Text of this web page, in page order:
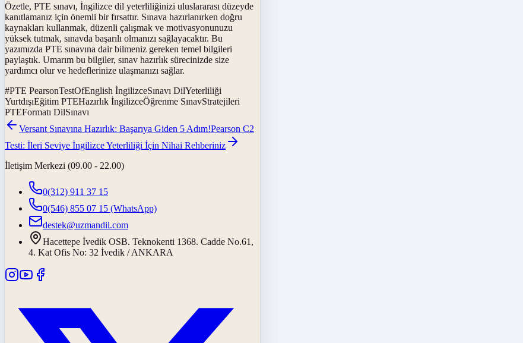
Özetle, PTE sınavı, İngilizce dil yeterliliğinizi uluslararası düzeyde
kanıtlamanız için önemli bir fırsattır. Sınava hazırlanırken doğru
kaynakları kullanmak, düzenli çalışmak ve motivasyonunuzu
yüksek tutmak, sınavda başarılı olmanızı sağlayacaktır. Bu
yazımızda PTE sınavına dair bilmeniz gereken temel bilgileri
paylaştık. Umarım bu bilgiler, sınav hazırlık sürecinizde size
yardımcı olur ve hedeflerinize ulaşmanızı sağlar.
#PTE PearsonTestOfEnglish İngilizceSınavı DilYeterliliği
YurtdışıEğitim PTEHazırlık İngilizceÖğrenme SınavStratejileri
PTEFormatı DilSınavı
Versant Sınavına Hazırlık: Başarıya Giden 5 Adım!Pearson C2
Testi: İleri Seviye İngilizce Yeterliliği İçin Nihai Rehberiniz
İletişim Merkezi (09.00 - 22.00)
0(312) 911 37 15
0(546) 855 07 15 (WhatsApp)
destek@uzmandil.com
Hacettepe İvedik OSB. Teknokenti 1368. Cadde No.61,
4. Kat Ofis No: 32 İvedik / ANKARA